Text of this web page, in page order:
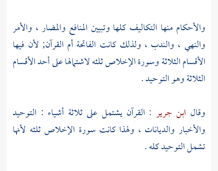
والأحكام منها التكاليف كلها وتبيين المنافع والمضار ، والأمر
والنهي ، والندب ، ولذلك كانت الفاتحة أم القرآن; لأن فيها
الأقسام الثلاثة وسورة الإخلاص ثلثه لاشتمالها على أحد الأقسام
الثلاثة وهو التوحيد .
وقال ابن جرير : القرآن يشتمل على ثلاثة أشياء : التوحيد
والأخبار والديانات ، ولهذا كانت سورة الإخلاص ثلثه لأنها
تشمل التوحيد كله .